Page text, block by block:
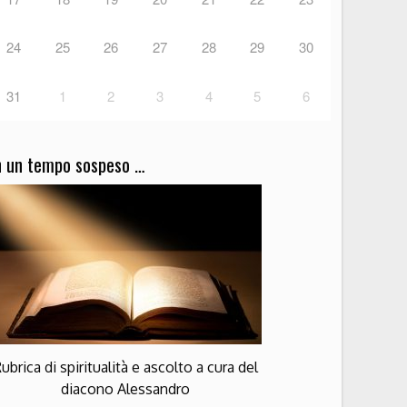
24 25 26 27 28 29 30
31 1 2 3 4 5 6
un tempo sospeso …
di spiritualità e ascolto a cura del
diacono Alessandro